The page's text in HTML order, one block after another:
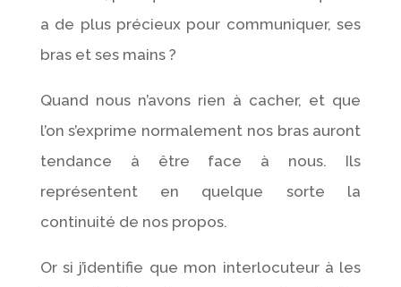
a de plus précieux pour communiquer, ses
bras et ses mains ?
Quand nous n’avons rien à cacher, et que
l’on s’exprime normalement nos bras auront
tendance à être face à nous. Ils
représentent en quelque sorte la
continuité de nos propos.
Or si j’identifie que mon interlocuteur à les